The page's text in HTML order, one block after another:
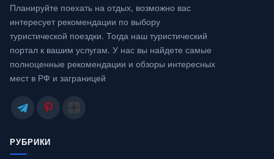
Планируйте поехать на отдых, возможно вас
интересует рекомендации по выбору
туристической поездки. Тогда наш туристический
портал к вашим услугам. У нас вы найдете самые
полноценные рекомендации и обзоры интересных
мест в РФ и заграницей
РУБРИКИ